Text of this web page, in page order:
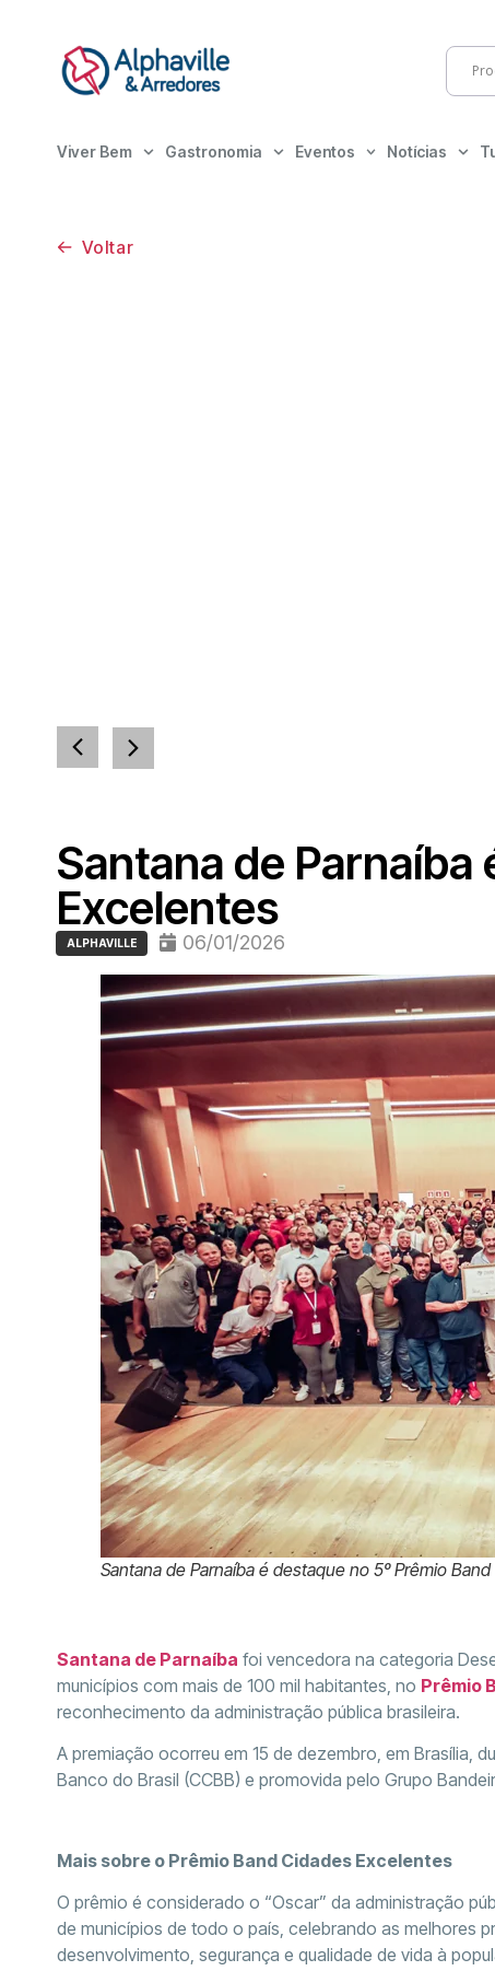
Viver Bem Gastronomia Eventos Notícias
Voltar
Santana de Parnaíba
Excelentes
ALPHAVILLE 06/01/2026
Santana de Parnaíba é destaque no 5º Prêmio
Santana de Parnaíba foi vencedora na categoria
municípios com mais de 100 mil habitantes, no Prêmio
reconhecimento da administração pública brasileira.
A premiação ocorreu em 15 de dezembro, em Brasília,
Banco do Brasil (CCBB) e promovida pelo Grupo
Mais sobre o Prêmio Band Cidades Excelentes
O prêmio é considerado o “Oscar” da administração
de municípios de todo o país, celebrando as melhores
desenvolvimento, segurança e qualidade de vida à